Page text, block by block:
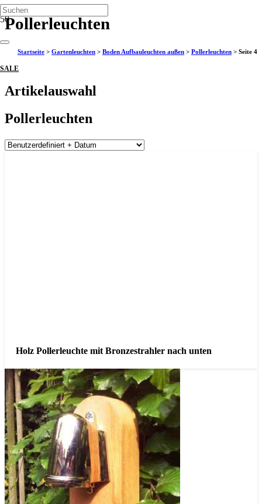
SALE
Pollerleuchten
Startseite > Gartenleuchten > Boden Aufbauleuchten außen > Pollerleuchten > Seite 4
Artikelauswahl
Pollerleuchten
Holz Pollerleuchte mit Bronzestrahler nach unten